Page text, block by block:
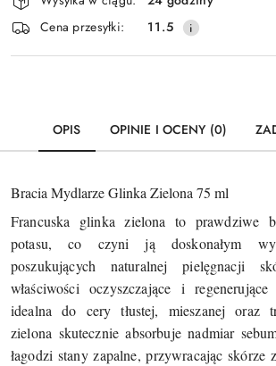
Wyślij
i
dostawa
Cena przesyłki:
11.5
OPIS OPINIE I OCENY (0)
Bracia Mydlarze Glinka Zielona 75 ml
Francuska glinka zielona to prawdziwe
potasu, co czyni ją doskonałym
poszukujących naturalnej pielęgnacji
właściwości oczyszczające i
idealna do cery tłustej, mieszanej oraz
zielona skutecznie absorbuje nadmiar
łagodzi stany zapalne, przywracając